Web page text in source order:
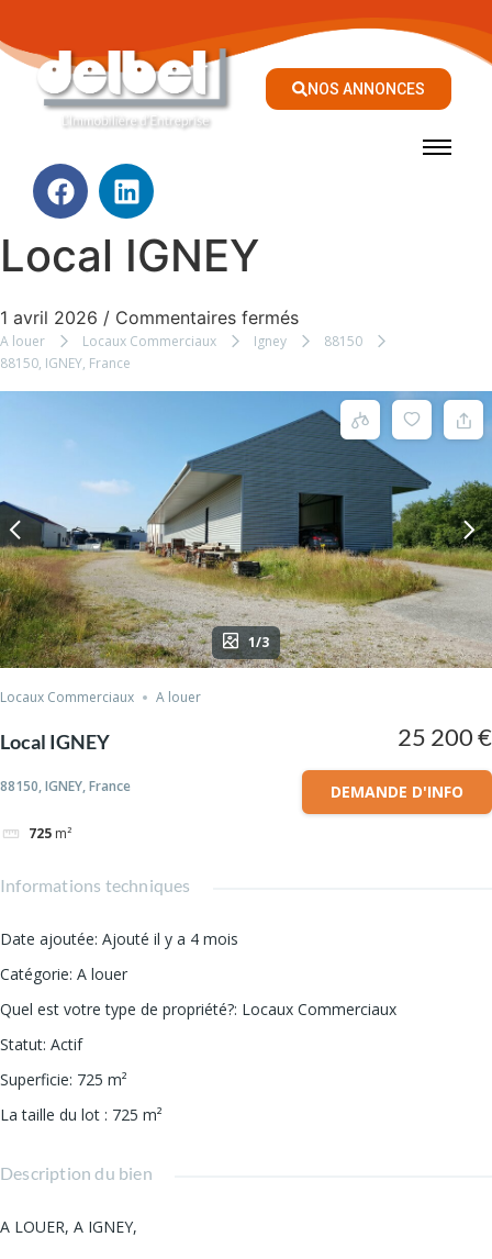
NOS ANNONCES
Local IGNEY
1 avril 2026 / Commentaires fermés
A louer Locaux Commerciaux Igney
88150
88150, IGNEY, France
1/3
Locaux Commerciaux A louer
Local IGNEY
88150, IGNEY, France
725 m²
25 200 €
DEMANDE D'INFO
Informations techniques
Date ajoutée: Ajouté il y a 4 mois
Catégorie: A louer
Quel est votre type de propriété?: Locaux Commerciaux
Statut: Actif
Superficie: 725 m²
La taille du lot : 725 m²
Description du bien
A LOUER, A IGNEY,